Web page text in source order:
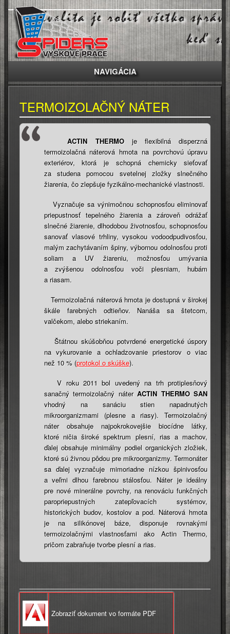
NAVIGÁCIA
TERMOIZOLAČNÝ NÁTER
​ACTIN THERMOje flexibilná disperzná
termoizolačná náterová hmota na povrchovú úpravu
exteriérov, ktorá je schopná chemicky sieťovať
za studena pomocou svetelnej zložky slnečného
žiarenia, čo zlepšuje fyzikálno-mechanické vlastnosti.
Vyznačuje sa výnimočnou schopnosťou eliminovať
priepustnosť tepelného žiarenia a zároveň odrážať
slnečné žiarenie, dlhodobou životnosťou, schopnosťou
sanovať vlasové trhliny, vysokou vodoodpudivosťou,
malým zachytávaním špiny, výbornou odolnosťou proti
soliam a UV žiareniu, možnosťou umývania
a zvýšenou odolnosťou voči plesniam, hubám
a riasam.
Termoizolačná náterová hmota je dostupná v širokej
škále farebných odtieňov. Nanáša sa štetcom,
valčekom, alebo striekaním.
Štátnou skúšobňou potvrdené energetické úspory
na vykurovanie a ochladzovanie priestorov o viac
než 10 % (protokol o skúške).
V roku 2011 bol uvedený na trh protiplesňový
sanačný termoizolačný náterACTIN THERMO SAN
vhodný na sanáciu stien napadnutých
mikroorganizmami (plesne a riasy). Termoizolačný
náter obsahuje najpokrokovejšie biocídne látky,
ktoré ničia široké spektrum plesní, rias a machov,
ďalej obsahuje minimálny podiel organických zložiek,
ktoré sú živnou pôdou pre mikroorganizmy. Termonáter
sa ďalej vyznačuje mimoriadne nízkou špinivosťou
a veľmi dlhou farebnou stálosťou. Náter je ideálny
pre nové minerálne povrchy, na renováciu funkčných
paropriepustných zatepľovacích systémov,
historických budov, kostolov a pod. Náterová hmota
je na silikónovej báze, disponuje rovnakými
termoizolačnými vlastnosťami ako Actin Thermo,
pričom zabraňuje tvorbe plesní a rias.
Zobraziť dokument vo formáte PDF